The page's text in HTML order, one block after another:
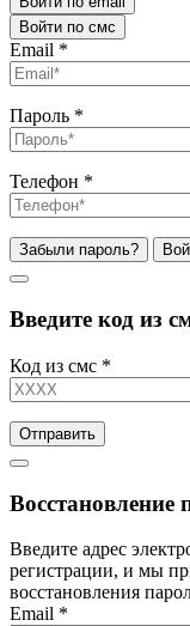
Войти по смс
Email *
Пароль *
Телефон *
Забыли пароль?
Введите код из
Код из смс *
Отправить
Восстановление
Введите адрес
регистрации, и мы
восстановления
Email *